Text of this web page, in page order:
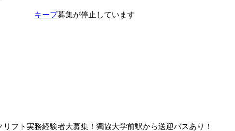
キープ募集が停止しています
フト実務経験者大募集！獨協大学前駅から送迎バスあり！